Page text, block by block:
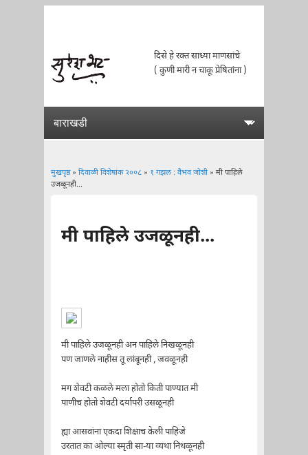
दिसे हे रक्त साध्या माणसांचे
( कुणी मारी न चाकू प्रेषितांना )
You are here
मुखपृष्ठ» दिवाळी विशेषांक २००८» १ गझल : वैभव जोशी» मी पाहिले
उजळूनही...
मी पाहिले उजळूनही...
मी पाहिले उजळूनही अन पाहिले निखळूनही
पण जाणले नाहीस तू लांबूनही , जवळूनही
मग शेवटी कळले मला होतो किती पाण्यात मी
पाणीच होतो शेवटी दर्यापरी उसळूनही
ह्या आसवांना एकदा शिक्षाच केली पाहिजे
उरतात का ओल्या स्मृती सा-या व्यथा निथळूनही